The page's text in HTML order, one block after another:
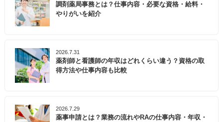
調剤薬局事務とは？仕事内容・必要な資格・給料・
やりがいを紹介
2026.7.31
薬剤師と看護師の年収はどれくらい違う？資格の取
得方法や仕事内容も比較
2026.7.29
薬事申請とは？業務の流れやRAの仕事内容・年収・